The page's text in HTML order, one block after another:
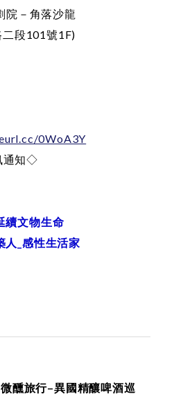
院－角落沙龍
101號1F)
0WoA3Y
通知◇
續文物生命
人_感性生活家
微醺旅行–異國精釀啤酒巡